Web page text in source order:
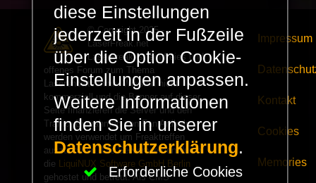
© Copyright 2025 -
LaserFreak.net
LaserFreak ist ein freies und
offenes Forum zum Thema
Lasershowtechnik. Wir sind nicht
kommerziell und die Banner auf dieser
Seite finanzieren die Server und den
Traffic. Einnahmen von Fan Artikeln
werden verwendet um Freaktreffen
auszurichten. Die Server werden durch
die LiquiNUX Software GmbH Berlin
gehostet und betreut. Als CMS
Impressum
Kontakt
Cookies
Memories
diese Einstellungen
jederzeit in der Fußzeile
über die Option Cookie-
Einstellungen anpassen.
Weitere Informationen
finden Sie in unserer
Datenschutzerklärung.
Erforderliche Cookies